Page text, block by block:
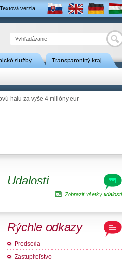
Textová verzia
Hľadať
služby Transparentný kraj
halu za vyše 4 milióny eur
Udalosti
Zobraziť všetky udalosti
Rýchle odkazy
Predseda
Zastupiteľstvo